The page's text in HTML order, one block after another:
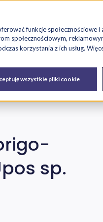
funkcje społecznościowe i
społecznościowym,
korzystania z ich usług.
wszystkie pliki cookie
fiskalne
Raport RetailTech
sp.